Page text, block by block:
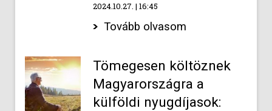
2024.10.27. 16:45
Tovább olvasom
Tömegesen költöznek
Magyarországra a
külföldi nyugdíjasok: